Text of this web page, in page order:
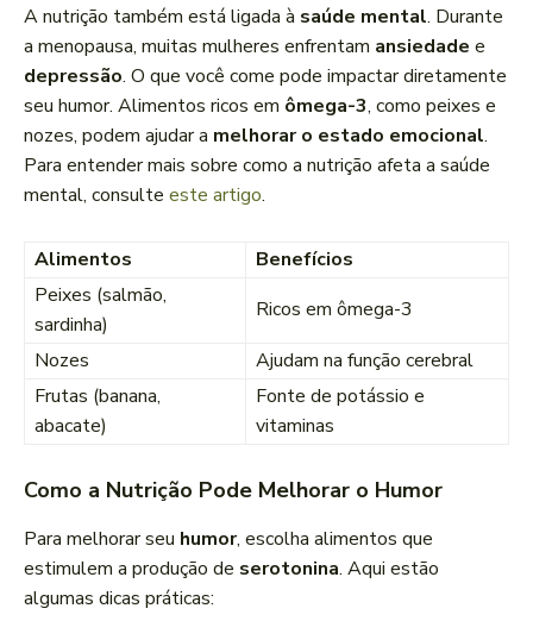
A nutrição também está ligada à saúde mental. Durante
a menopausa, muitas mulheres enfrentam ansiedade e
depressão. O que você come pode impactar diretamente
seu humor. Alimentos ricos em ômega-3, como peixes e
nozes, podem ajudar a melhorar o estado emocional.
Para entender mais sobre como a nutrição afeta a saúde
mental, consulte este artigo.
Alimentos
Benefícios
Peixes (salmão,
sardinha)
Ricos em ômega-3
Nozes
Ajudam na função cerebral
Frutas (banana,
abacate)
Fonte de potássio e
vitaminas
Como a Nutrição Pode Melhorar o Humor
Para melhorar seu humor, escolha alimentos que
estimulem a produção de serotonina. Aqui estão
algumas dicas práticas: